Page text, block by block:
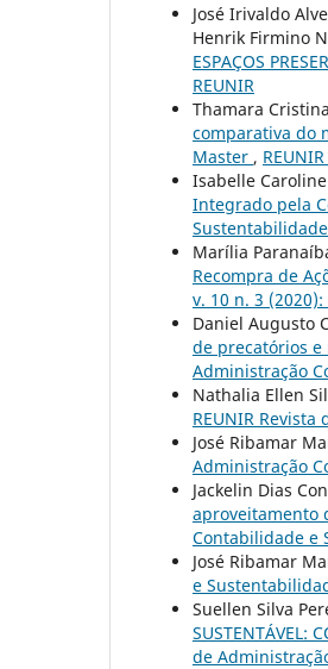
José Irivaldo
Henrik Firmino
ESPAÇOS
REUNIR
Thamara
comparativa do
Master ,
Isabelle
Integrado pela
Marília
Recompra de
v. 10 n. 3 (2020):
Daniel Augusto
de precatórios e
Administração
Nathalia Ellen
REUNIR
José Ribamar
Administração
Jackelin Dias
aproveitamento
Contabilidade e
José Ribamar
e
Suellen Silva
SUSTENTÁVEL:
de